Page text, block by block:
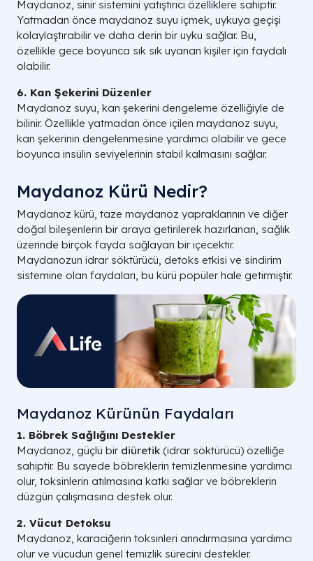
Maydanoz, sinir sistemini yatıştırıcı özelliklere sahiptir.
Yatmadan önce maydanoz suyu içmek, uykuya geçişi
kolaylaştırabilir ve daha derin bir uyku sağlar. Bu,
özellikle gece boyunca sık sık uyanan kişiler için faydalı
olabilir.
6. Kan Şekerini Düzenler
Maydanoz suyu, kan şekerini dengeleme özelliğiyle de
bilinir. Özellikle yatmadan önce içilen maydanoz suyu,
kan şekerinin dengelenmesine yardımcı olabilir ve gece
boyunca insülin seviyelerinin stabil kalmasını sağlar.
Maydanoz Kürü Nedir?
Maydanoz kürü, taze maydanoz yapraklarının ve diğer
doğal bileşenlerin bir araya getirilerek hazırlanan, sağlık
üzerinde birçok fayda sağlayan bir içecektir.
Maydanozun idrar söktürücü, detoks etkisi ve sindirim
sistemine olan faydaları, bu kürü popüler hale getirmiştir.
Maydanoz Kürünün Faydaları
1. Böbrek Sağlığını Destekler
Maydanoz, güçlü bir diüretik (idrar söktürücü) özelliğe
sahiptir. Bu sayede böbreklerin temizlenmesine yardımcı
olur, toksinlerin atılmasına katkı sağlar ve böbreklerin
düzgün çalışmasına destek olur.
2. Vücut Detoksu
Maydanoz, karaciğerin toksinleri arındırmasına yardımcı
olur ve vücudun genel temizlik sürecini destekler.